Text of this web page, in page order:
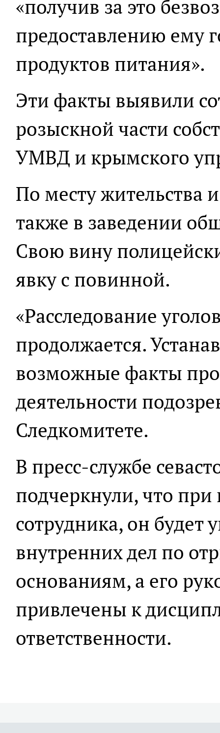
«получив за это
предоставлению ему
продуктов питания».
Эти факты выявили
розыскной части
УМВД и крымского
По месту жительства
также в заведении
Свою вину
явку с повинной.
«Расследование
продолжается.
возможные факты
деятельности
Следкомитете.
В пресс-службе
подчеркнули, что
сотрудника, он будет
внутренних дел по
основаниям, а его
привлечены к
ответственности.